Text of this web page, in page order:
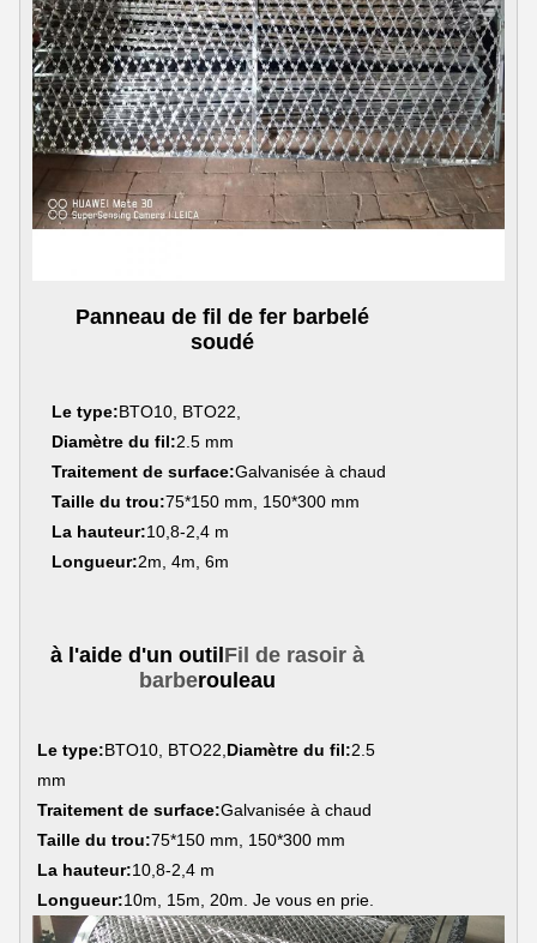
Panneau de fil de fer barbelé
soudé
Le type:BTO10, BTO22,
Diamètre du fil:2.5 mm
Traitement de surface:Galvanisée à chaud
Taille du trou:75*150 mm, 150*300 mm
La hauteur:10,8-2,4 m
Longueur:2m, 4m, 6m
à l'aide d'un outilFil de rasoir à
barberouleau
Le type:BTO10, BTO22, Diamètre du fil:2.5
mm
Traitement de surface:Galvanisée à chaud
Taille du trou:75*150 mm, 150*300 mm
La hauteur:10,8-2,4 m
Longueur:10m, 15m, 20m. Je vous en prie.